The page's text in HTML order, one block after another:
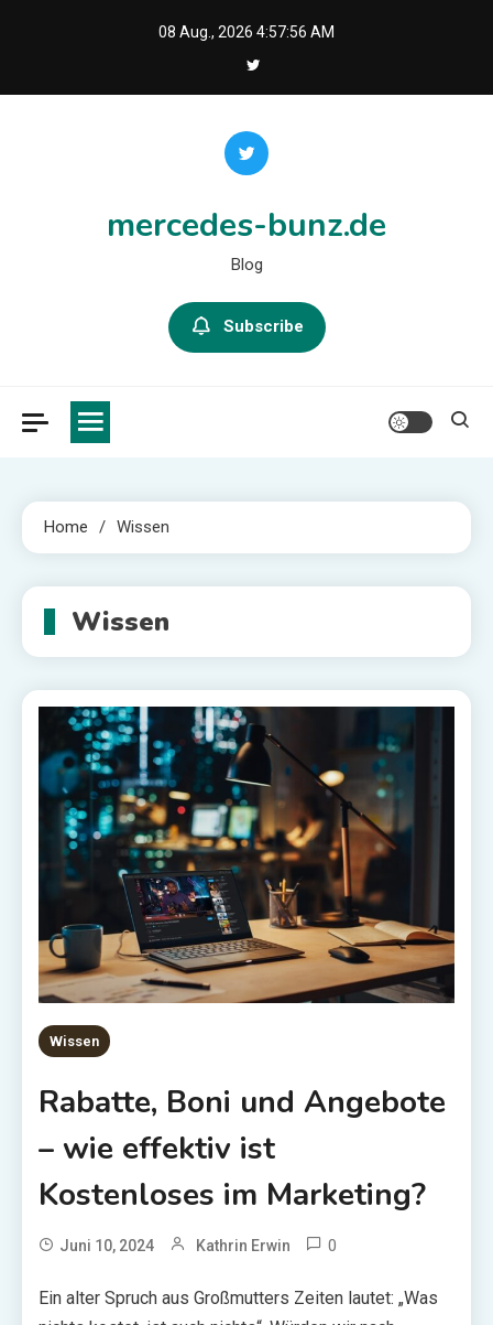
08 Aug., 2026 4:57:58 AM
mercedes-bunz.de
Blog
Subscribe
Home Wissen
Wissen
Wissen
Rabatte, Boni und Angebote
– wie effektiv ist
Kostenloses im Marketing?
Juni 10, 2024 Kathrin Erwin 0
Ein alter Spruch aus Großmutters Zeiten lautet: „Was